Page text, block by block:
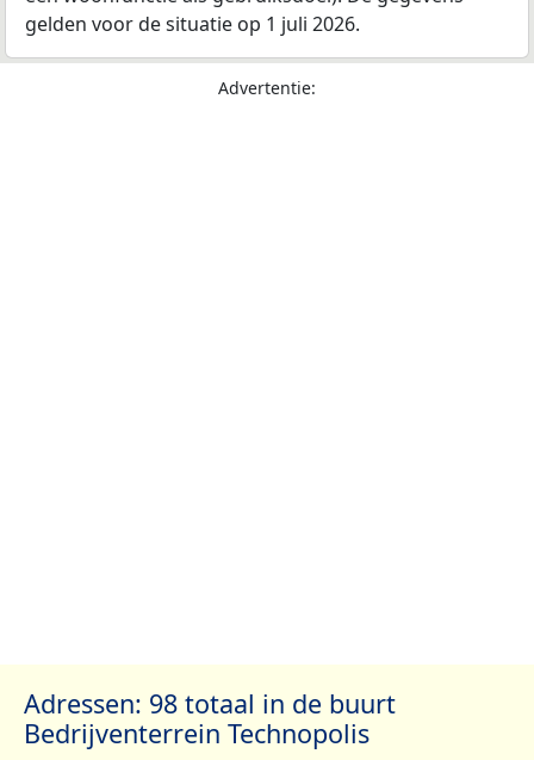
gelden voor de situatie op 1 juli 2026.
Advertentie:
Adressen: 98 totaal in de buurt
Bedrijventerrein Technopolis